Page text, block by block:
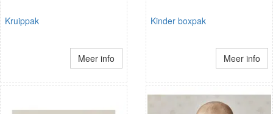
Kruippak
Meer info
Kinder boxpak
Meer info